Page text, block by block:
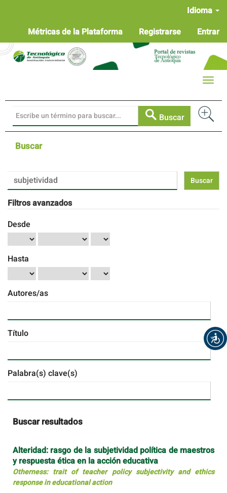
Contenido
principal
Barra
lateral
Idioma
Métricas de la Plataforma
Registrarse Entrar
Buscar
Toggle
Buscar
Buscar
artículos
por
Filtros avanzados
Desde
Hasta
Autores/as
Título
Palabra(s) clave(s)
Buscar resultados
Alteridad: rasgo de la subjetividad política de maestros
y respuesta ética en la acción educativa
Otherness: trait of teacher policy subjectivity and ethics
response in educational action